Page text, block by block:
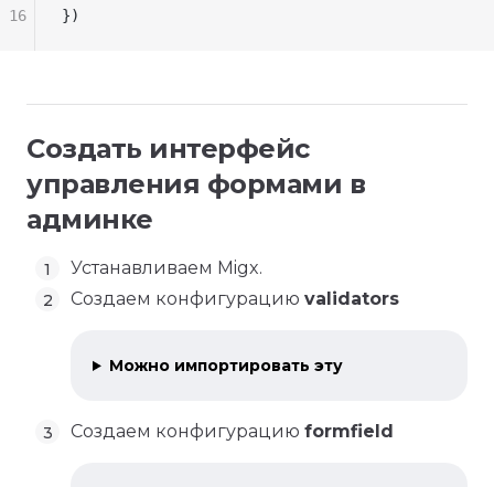
})
16
Создать интерфейс
управления формами в
админке
Устанавливаем Migx.
Создаем конфигурацию validators
Можно импортировать эту
Создаем конфигурацию formfield